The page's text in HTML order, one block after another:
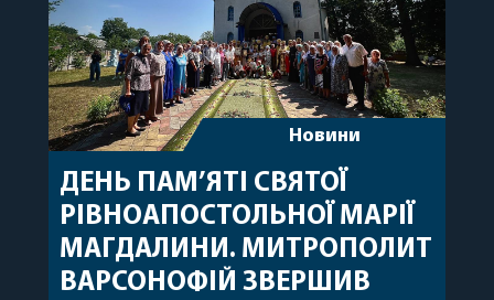
Новини
ДЕНЬ ПАМ’ЯТІ СВЯТОЇ
РІВНОАПОСТОЛЬНОЇ МАРІЇ
МАГДАЛИНИ. МИТРОПОЛИТ
ВАРСОНОФІЙ ЗВЕРШИВ